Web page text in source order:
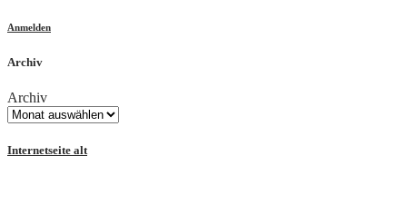
Anmelden
Archiv
Archiv
Internetseite alt